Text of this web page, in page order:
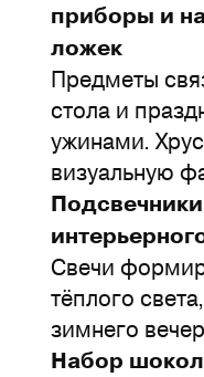
приборы и
ложек
Предметы
стола и
ужинами.
визуальную
Свечи
тёплого
зимнего
Набор